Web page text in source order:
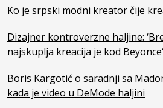
Ko je srpski modni kreator čije
Dizajner kontroverzne haljine:
najskuplja kreacija je kod Beyonce‘
Boris Kargotić o saradnji sa
kada je video u DeMode haljini